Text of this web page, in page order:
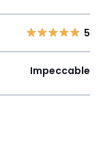
5
Impeccable